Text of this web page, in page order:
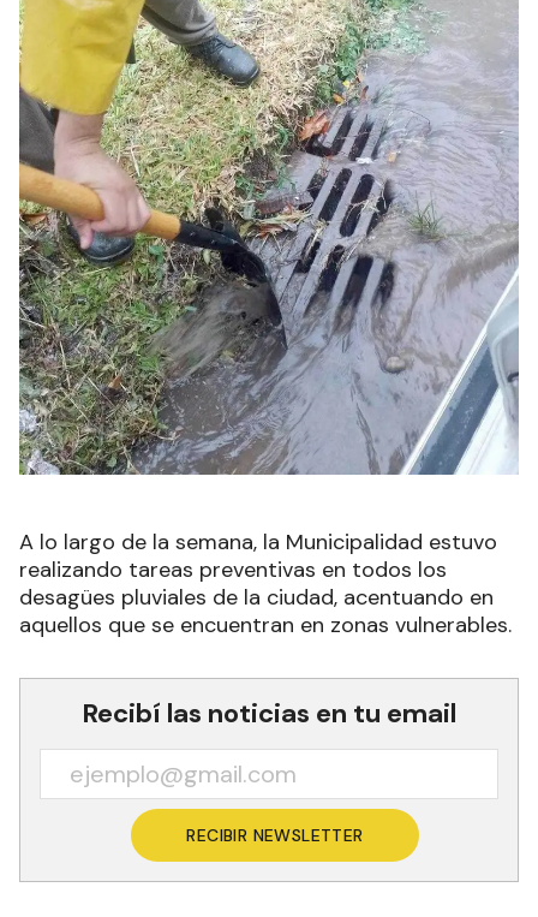
A lo largo de la semana, la Municipalidad estuvo
realizando tareas preventivas en todos los
desagües pluviales de la ciudad, acentuando en
aquellos que se encuentran en zonas vulnerables.
Recibí las noticias en tu email
RECIBIR NEWSLETTER